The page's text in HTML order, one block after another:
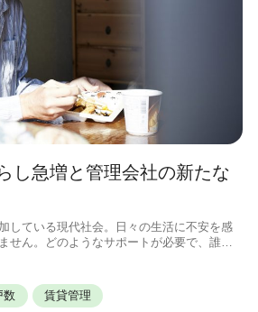
し急増と管理会社の新たな
している現代社会。日々の生活に不安を感
せん。どのようなサポートが必要で、誰に
いでしょう。そこで、この記事では、高齢
管理会社の
数 賃貸管理